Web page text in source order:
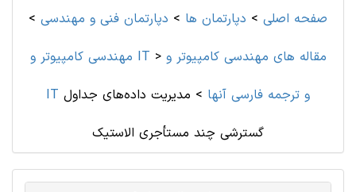
صفحه اصلی > دپارتمان ها > دپارتمان فنی و مهندسی >
مهندسی کامپیوتر و IT > مقاله های مهندسی کامپیوتر و
IT و ترجمه فارسی آنها > مدیریت داده‌های جداول
گسترشی چند مستأجری الاستیک